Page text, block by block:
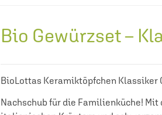
Bio Gewürzset –
BioLottas Keramiktöpfchen Klassiker
Nachschub für die Familienküche!